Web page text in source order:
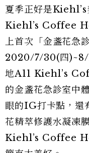
夏季正好是Kiehl’s
Kiehl’s Coffee
上首次「金盞花急
2020/7/30(四)~8/
地A11 Kiehl’s
的金盞花急診室中
眼的IG打卡點，還
花精萃修護水凝凍
Kiehl’s Coffee